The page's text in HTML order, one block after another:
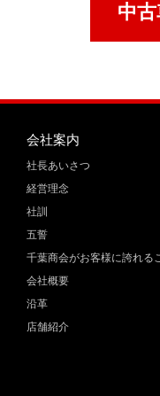
中
会社案内
社長あいさつ
経営理念
社訓
五誓
千葉商会がお客様に誇れる
会社概要
沿革
店舗紹介